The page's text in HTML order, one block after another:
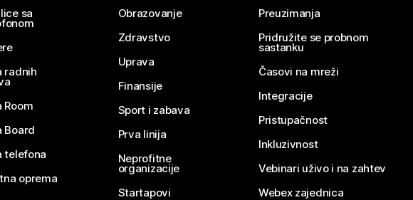
Pošaljite pitanje
sa
radnih
Room
Board
telefona
oprema
Obrazovanje
Zdravstvo
Uprava
Finansije
Sport i zabava
Prva linija
Neprofitne
organizacije
Startapovi
Preuzimanja
Pridružite se probnom
sastanku
Časovi na mreži
Integracije
Pristupačnost
Inkluzivnost
Vebinari uživo i na zahtev
Webex zajednica